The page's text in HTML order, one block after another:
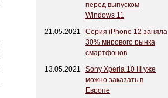
перед выпуском
Windows 11
21.05.2021
Серия iPhone 12 заняла
30% мирового рынка
смартфонов
13.05.2021
Sony Xperia 10 III уже
можно заказать в
Европе